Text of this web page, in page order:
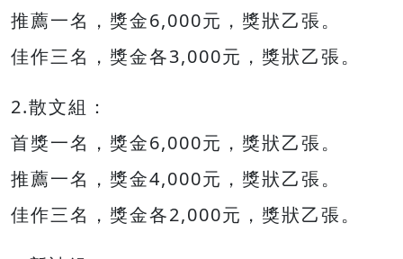
推薦一名，獎金6,000元，獎狀乙張。
佳作三名，獎金各3,000元，獎狀乙張。
2.散文組：
首獎一名，獎金6,000元，獎狀乙張。
推薦一名，獎金4,000元，獎狀乙張。
佳作三名，獎金各2,000元，獎狀乙張。